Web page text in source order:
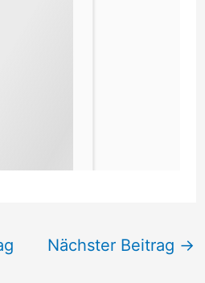
Nächster Beitrag →